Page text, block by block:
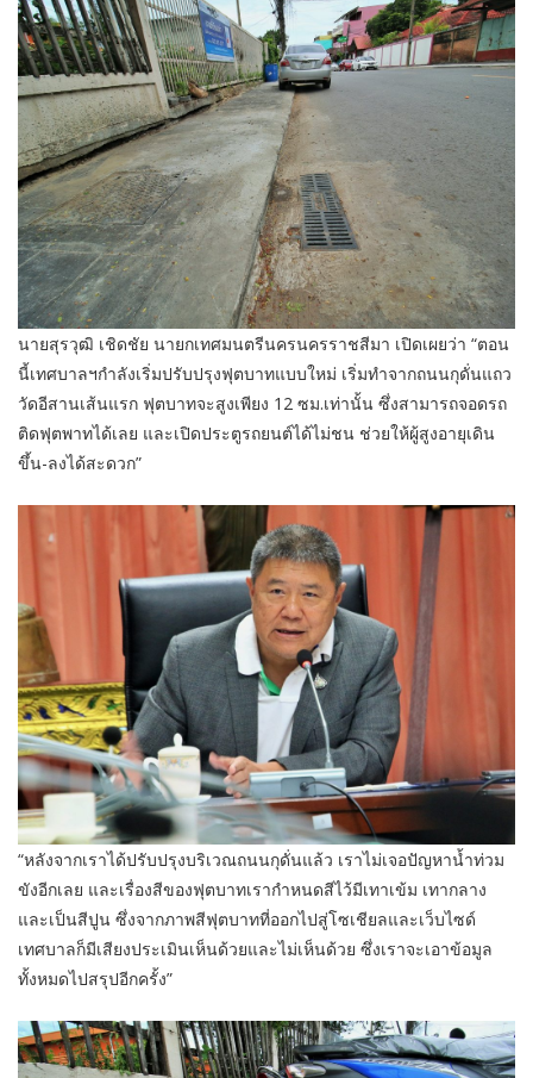
นายสุรวุฒิ เชิดชัย นายกเทศมนตรีนครนครราชสีมา เปิดเผยว่า “ตอน
นี้เทศบาลฯกำลังเริ่มปรับปรุงฟุตบาทแบบใหม่ เริ่มทำจากถนนกุดั่นแถว
วัดอีสานเส้นแรก ฟุตบาทจะสูงเพียง 12 ซม.เท่านั้น ซึ่งสามารถจอดรถ
ติดฟุตพาทได้เลย และเปิดประตูรถยนต์ได้ไม่ชน ช่วยให้ผู้สูงอายุเดิน
ขึ้น-ลงได้สะดวก”
“หลังจากเราได้ปรับปรุงบริเวณถนนกุดั่นแล้ว เราไม่เจอปัญหาน้ำท่วม
ขังอีกเลย และเรื่องสีของฟุตบาทเรากำหนดสีไว้มีเทาเข้ม เทากลาง
และเป็นสีปูน ซึ่งจากภาพสีฟุตบาทที่ออกไปสู่โซเชียลและเว็บไซด์
เทศบาลก็มีเสียงประเมินเห็นด้วยและไม่เห็นด้วย ซึ่งเราจะเอาข้อมูล
ทั้งหมดไปสรุปอีกครั้ง”